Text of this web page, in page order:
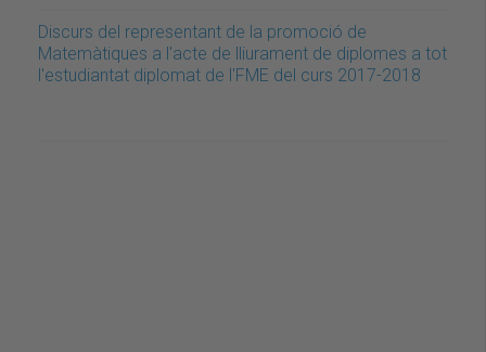
Discurs del representant de la promoció de
Matemàtiques a l'acte de lliurament de diplomes a tot
l'estudiantat diplomat de l'FME del curs 2017-2018